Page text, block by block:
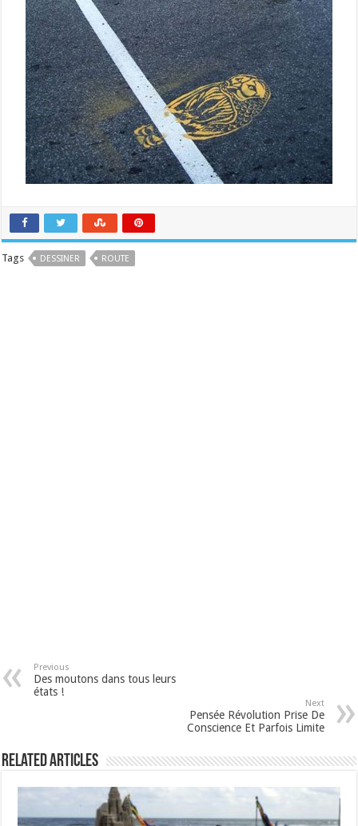
Tags DESSINER ROUTE
Previous
Des moutons dans tous leurs
états !
Next
Pensée Révolution Prise De
Conscience Et Parfois Limite
Related Articles